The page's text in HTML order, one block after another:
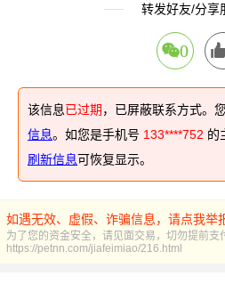
转发好友/分享
0
该信息已过期 ，已屏蔽联系方式。
信息。如您是手机号 133****752 的
刷新信息可恢复显示。
如遇无效、虚假、诈骗信息，请点我举
为了您的资金安全，请见面交易，切勿提前支
https://petnn.com/jiafeimiao/216.html